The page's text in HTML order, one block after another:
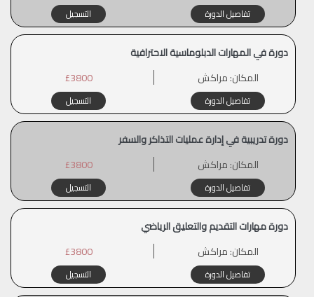
تفاصيل الدورة التسجيل
دورة في المهارات الدبلوماسية الاحترافية
المكان:مراكش £3800
تفاصيل الدورة التسجيل
دورة تدريبية في إدارة عمليات التذاكر والسفر
المكان:مراكش £3800
تفاصيل الدورة التسجيل
دورة مهارات التقديم والتعليق الرياضي
المكان:مراكش £3800
تفاصيل الدورة التسجيل